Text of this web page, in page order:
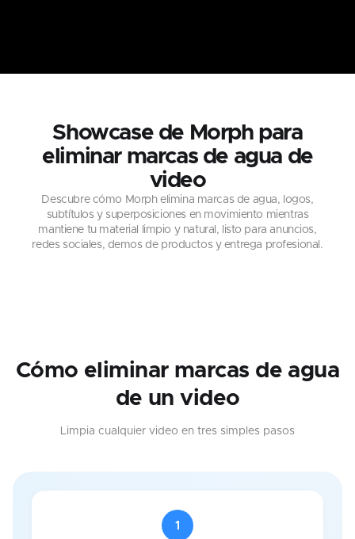
Showcase de Morph para
eliminar marcas de agua de
video
Descubre cómo Morph elimina marcas de agua, logos,
subtítulos y superposiciones en movimiento mientras
mantiene tu material limpio y natural, listo para anuncios,
redes sociales, demos de productos y entrega profesional.
Cómo eliminar marcas de agua
de un video
Limpia cualquier video en tres simples pasos
1